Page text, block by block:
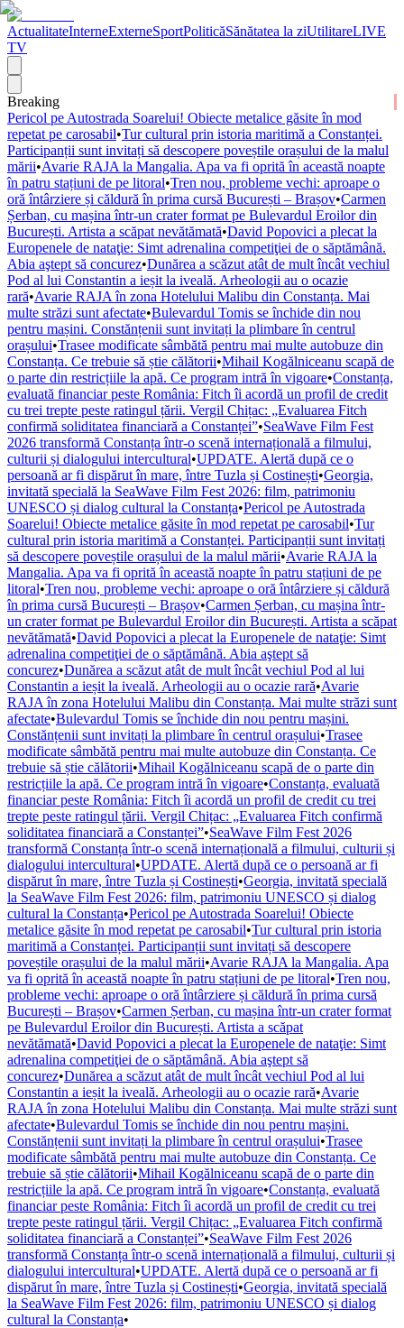
ActualitateInterneExterneSportPoliticăSănătatea la ziUtilitareLIVE
TV
Breaking
Pericol pe Autostrada Soarelui! Obiecte metalice găsite în mod
repetat pe carosabil•Tur cultural prin istoria maritimă a Constanței.
Participanții sunt invitați să descopere poveștile orașului de la malul
mării•Avarie RAJA la Mangalia. Apa va fi oprită în această noapte
în patru stațiuni de pe litoral•Tren nou, probleme vechi: aproape o
oră întârziere și căldură în prima cursă București – Brașov•Carmen
Șerban, cu mașina într-un crater format pe Bulevardul Eroilor din
București. Artista a scăpat nevătămată•David Popovici a plecat la
Europenele de nataţie: Simt adrenalina competiţiei de o săptămână.
Abia aştept să concurez•Dunărea a scăzut atât de mult încât vechiul
Pod al lui Constantin a ieșit la iveală. Arheologii au o ocazie
rară•Avarie RAJA în zona Hotelului Malibu din Constanța. Mai
multe străzi sunt afectate•Bulevardul Tomis se închide din nou
pentru mașini. Constănțenii sunt invitați la plimbare în centrul
orașului•Trasee modificate sâmbătă pentru mai multe autobuze din
Constanța. Ce trebuie să știe călătorii•Mihail Kogălniceanu scapă de
o parte din restricțiile la apă. Ce program intră în vigoare•Constanța,
evaluată financiar peste România: Fitch îi acordă un profil de credit
cu trei trepte peste ratingul țării. Vergil Chițac: „Evaluarea Fitch
confirmă soliditatea financiară a Constanței”•SeaWave Film Fest
2026 transformă Constanța într-o scenă internațională a filmului,
culturii și dialogului intercultural•UPDATE. Alertă după ce o
persoană ar fi dispărut în mare, între Tuzla și Costinești•Georgia,
invitată specială la SeaWave Film Fest 2026: film, patrimoniu
UNESCO și dialog cultural la Constanța•Pericol pe Autostrada
Soarelui! Obiecte metalice găsite în mod repetat pe carosabil•Tur
cultural prin istoria maritimă a Constanței. Participanții sunt invitați
să descopere poveștile orașului de la malul mării•Avarie RAJA la
Mangalia. Apa va fi oprită în această noapte în patru stațiuni de pe
litoral•Tren nou, probleme vechi: aproape o oră întârziere și căldură
în prima cursă București – Brașov•Carmen Șerban, cu mașina într-
un crater format pe Bulevardul Eroilor din București. Artista a scăpat
nevătămată•David Popovici a plecat la Europenele de nataţie: Simt
adrenalina competiţiei de o săptămână. Abia aştept să
concurez•Dunărea a scăzut atât de mult încât vechiul Pod al lui
Constantin a ieșit la iveală. Arheologii au o ocazie rară•Avarie
RAJA în zona Hotelului Malibu din Constanța. Mai multe străzi sunt
afectate•Bulevardul Tomis se închide din nou pentru mașini.
Constănțenii sunt invitați la plimbare în centrul orașului•Trasee
modificate sâmbătă pentru mai multe autobuze din Constanța. Ce
trebuie să știe călătorii•Mihail Kogălniceanu scapă de o parte din
restricțiile la apă. Ce program intră în vigoare•Constanța, evaluată
financiar peste România: Fitch îi acordă un profil de credit cu trei
trepte peste ratingul țării. Vergil Chițac: „Evaluarea Fitch confirmă
soliditatea financiară a Constanței”•SeaWave Film Fest 2026
transformă Constanța într-o scenă internațională a filmului, culturii și
dialogului intercultural•UPDATE. Alertă după ce o persoană ar fi
dispărut în mare, între Tuzla și Costinești•Georgia, invitată specială
la SeaWave Film Fest 2026: film, patrimoniu UNESCO și dialog
cultural la Constanța•Pericol pe Autostrada Soarelui! Obiecte
metalice găsite în mod repetat pe carosabil•Tur cultural prin istoria
maritimă a Constanței. Participanții sunt invitați să descopere
poveștile orașului de la malul mării•Avarie RAJA la Mangalia. Apa
va fi oprită în această noapte în patru stațiuni de pe litoral•Tren nou,
probleme vechi: aproape o oră întârziere și căldură în prima cursă
București – Brașov•Carmen Șerban, cu mașina într-un crater format
pe Bulevardul Eroilor din București. Artista a scăpat
nevătămată•David Popovici a plecat la Europenele de nataţie: Simt
adrenalina competiţiei de o săptămână. Abia aştept să
concurez•Dunărea a scăzut atât de mult încât vechiul Pod al lui
Constantin a ieșit la iveală. Arheologii au o ocazie rară•Avarie
RAJA în zona Hotelului Malibu din Constanța. Mai multe străzi sunt
afectate•Bulevardul Tomis se închide din nou pentru mașini.
Constănțenii sunt invitați la plimbare în centrul orașului•Trasee
modificate sâmbătă pentru mai multe autobuze din Constanța. Ce
trebuie să știe călătorii•Mihail Kogălniceanu scapă de o parte din
restricțiile la apă. Ce program intră în vigoare•Constanța, evaluată
financiar peste România: Fitch îi acordă un profil de credit cu trei
trepte peste ratingul țării. Vergil Chițac: „Evaluarea Fitch confirmă
soliditatea financiară a Constanței”•SeaWave Film Fest 2026
transformă Constanța într-o scenă internațională a filmului, culturii și
dialogului intercultural•UPDATE. Alertă după ce o persoană ar fi
dispărut în mare, între Tuzla și Costinești•Georgia, invitată specială
la SeaWave Film Fest 2026: film, patrimoniu UNESCO și dialog
cultural la Constanța•